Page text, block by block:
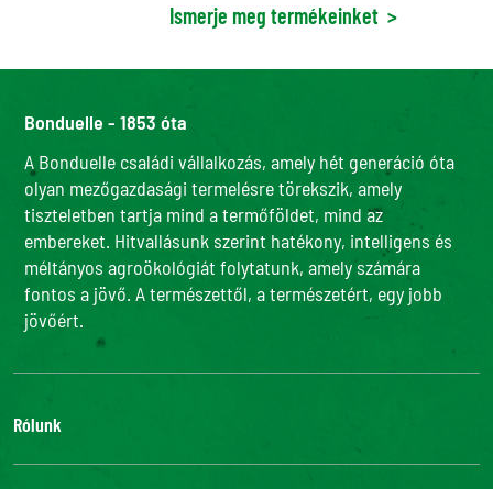
Ismerje meg termékeinket >
Bonduelle - 1853 óta
A Bonduelle családi vállalkozás, amely hét generáció óta
olyan mezőgazdasági termelésre törekszik, amely
tiszteletben tartja mind a termőföldet, mind az
embereket. Hitvallásunk szerint hatékony, intelligens és
méltányos agroökológiát folytatunk, amely számára
fontos a jövő. A természettől, a természetért, egy jobb
jövőért.
Rólunk
Adatvédelmi szabályzatunk